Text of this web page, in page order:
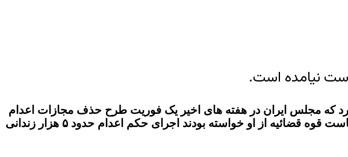
نیامده است.
که مجلس ایران در هفته های اخیر یک فوریت طرح حذف مجازات اعدام
مجرمان مواد مخدر را تصویب کرد. هم‌چنین نمایندگان مجلس شورای اسلامی با ارسال نامه ای به ریاست قوه قضائیه از او خواسته بودند اجرای حکم اعدام حدود ۵ هزار زندانی